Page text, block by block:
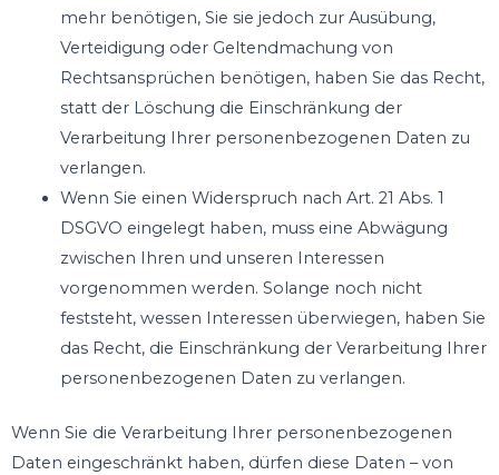
mehr benötigen, Sie sie jedoch zur Ausübung,
Verteidigung oder Geltendmachung von
Rechtsansprüchen benötigen, haben Sie das Recht,
statt der Löschung die Einschränkung der
Verarbeitung Ihrer personenbezogenen Daten zu
verlangen.
Wenn Sie einen Widerspruch nach Art. 21 Abs. 1
DSGVO eingelegt haben, muss eine Abwägung
zwischen Ihren und unseren Interessen
vorgenommen werden. Solange noch nicht
feststeht, wessen Interessen überwiegen, haben Sie
das Recht, die Einschränkung der Verarbeitung Ihrer
personenbezogenen Daten zu verlangen.
Wenn Sie die Verarbeitung Ihrer personenbezogenen
Daten eingeschränkt haben, dürfen diese Daten – von